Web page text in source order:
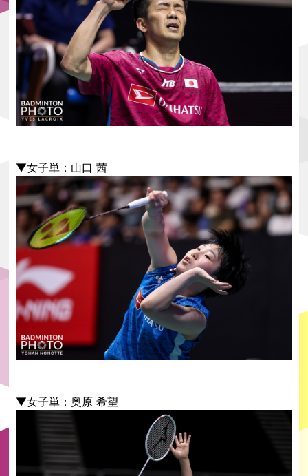
▼女子単：山口 茜
▼女子単：奥原 希望